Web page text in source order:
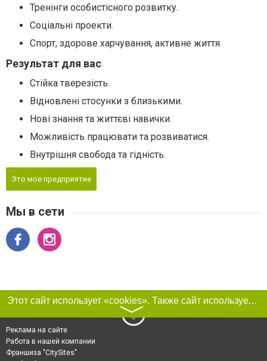
Тренінги особистісного розвитку.
Соціальні проекти.
Спорт, здорове харчування, активне життя.
Результат для вас
Стійка тверезість.
Відновлені стосунки з близькими.
Нові знання та життєві навички.
Можливість працювати та розвиватися.
Внутрішня свобода та гідність.
Это мое предприятие
Мы в сети
Этот сайт использует «cookies». Также сайт использует интернет-сервис для сбора технических данных касательно посетителей с целью получения маркетинговой и статистической информации. Условия обработки данных посетителей сайта см.
〉
Реклама на сайте
Работа в нашей компании
Франшиза "CitySites"